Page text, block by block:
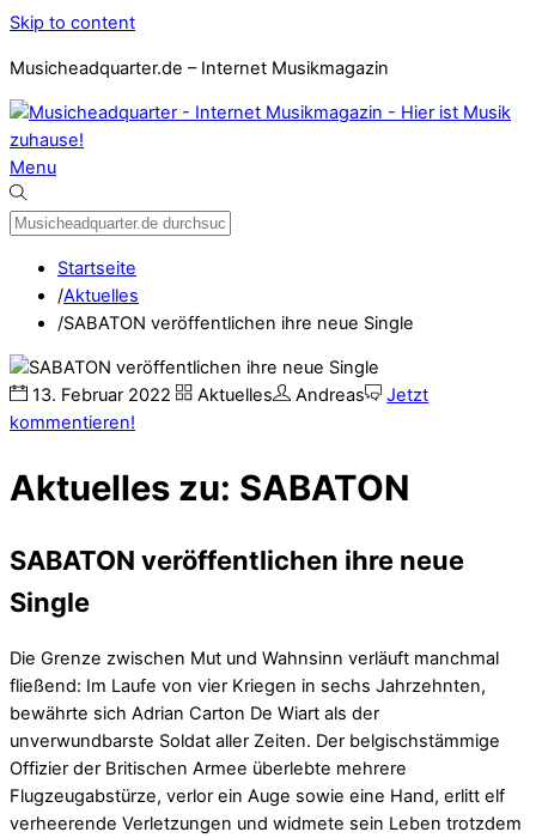
Skip to content
Musicheadquarter.de – Internet Musikmagazin
Menu
Startseite
/Aktuelles
/SABATON veröffentlichen ihre neue Single
13. Februar 2022 Aktuelles Andreas
Jetzt
kommentieren!
Aktuelles zu: SABATON
SABATON veröffentlichen ihre neue
Single
Die Grenze zwischen Mut und Wahnsinn verläuft manchmal
fließend: Im Laufe von vier Kriegen in sechs Jahrzehnten,
bewährte sich Adrian Carton De Wiart als der
unverwundbarste Soldat aller Zeiten. Der belgischstämmige
Offizier der Britischen Armee überlebte mehrere
Flugzeugabstürze, verlor ein Auge sowie eine Hand, erlitt elf
verheerende Verletzungen und widmete sein Leben trotzdem